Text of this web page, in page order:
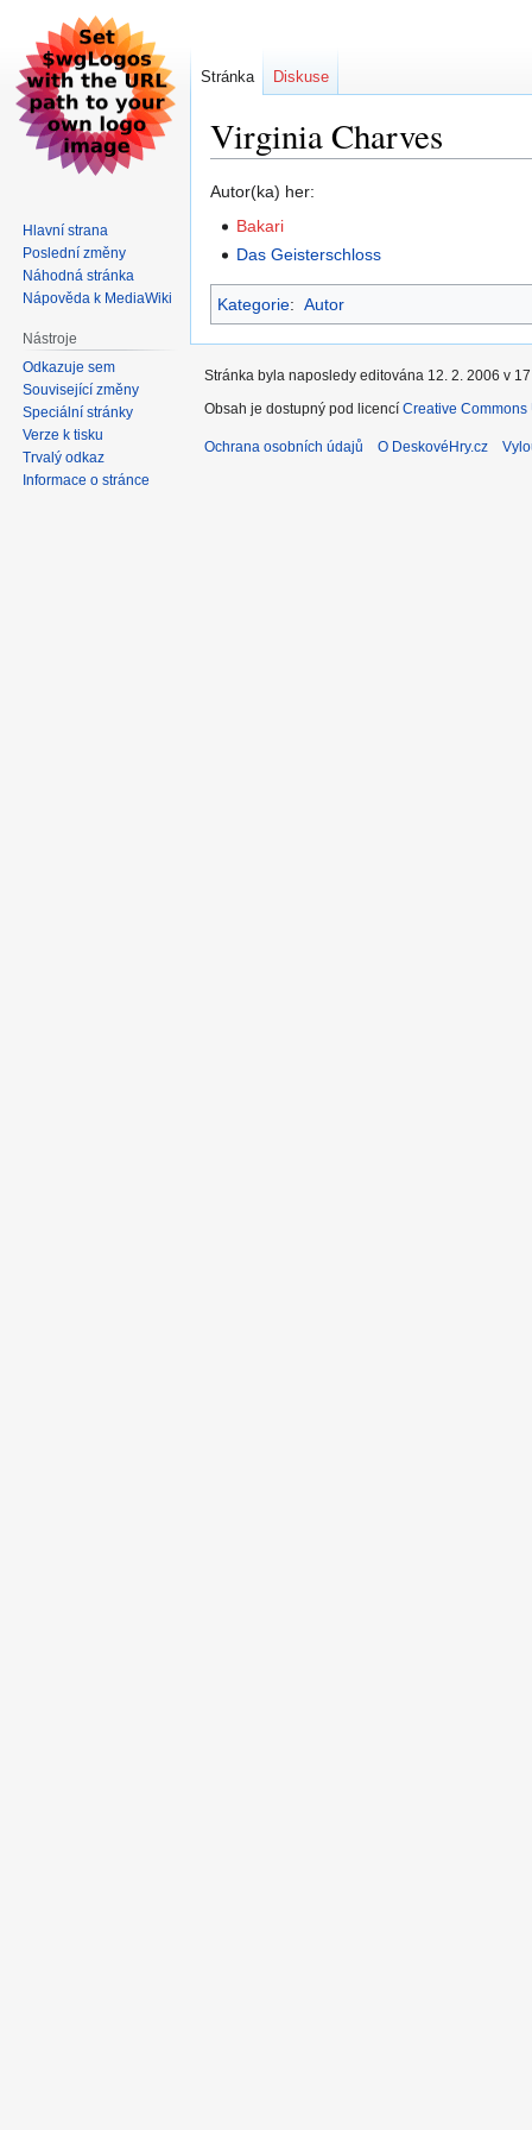
Virginia Charves
Skočit
Skočit
Autor(ka) her:
Bakari
Das Geisterschloss
Kategorie: Autor
Stránka Diskuse
Hlavní strana
Poslední změny
Náhodná stránka
Nápověda k MediaWiki
Nástroje
Odkazuje sem
Související změny
Speciální stránky
Verze k tisku
Trvalý odkaz
Informace o stránce
Stránka byla naposledy editována 12. 2. 2006 v
Obsah je dostupný pod licencí Creative
Ochrana osobních údajů O DeskovéHry.cz